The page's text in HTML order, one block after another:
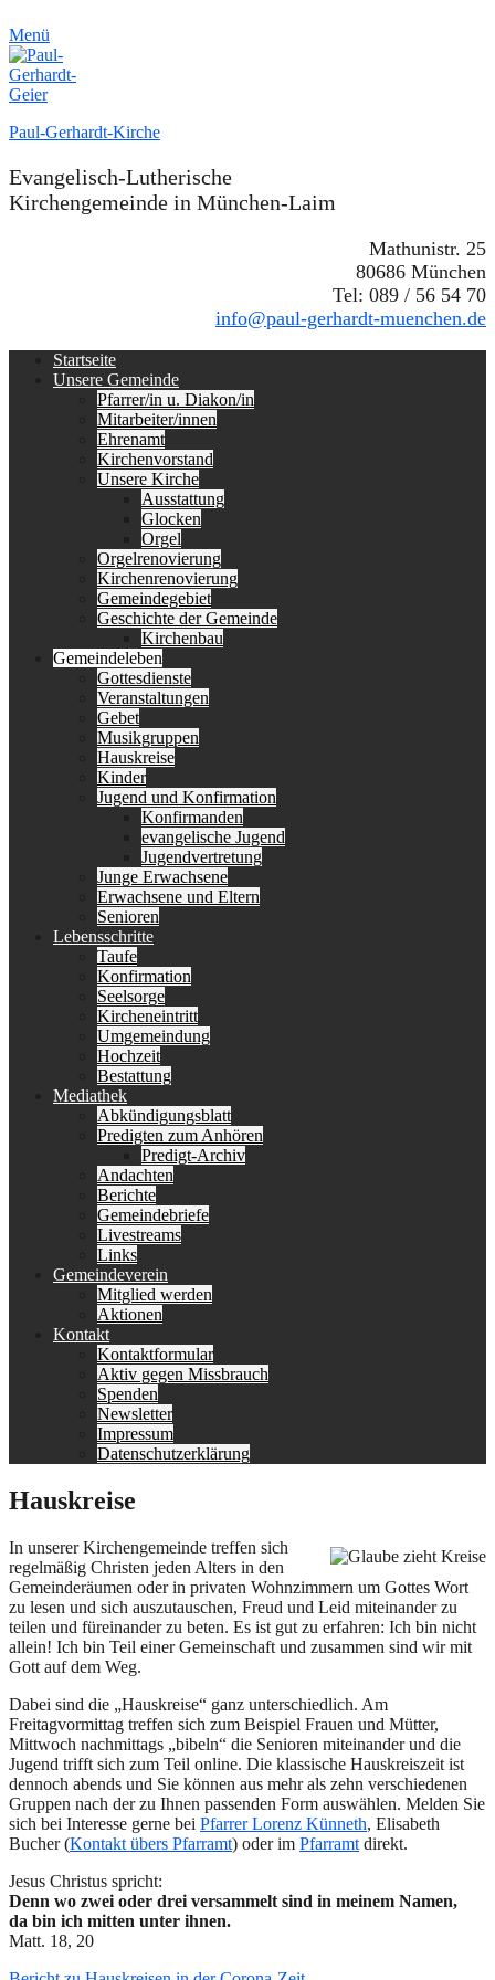
Menü
Paul-Gerhardt-Kirche
Evangelisch-Lutherische
Kirchengemeinde in München-Laim
Mathunistr. 25
80686 München
Tel: 089 / 56 54 70
info@paul-gerhardt-muenchen.de
Erstes
Menü
Startseite
Unsere Gemeinde
Pfarrer/in u. Diakon/in
Mitarbeiter/innen
Ehrenamt
Kirchenvorstand
Unsere Kirche
Ausstattung
Glocken
Orgel
Orgelrenovierung
Kirchenrenovierung
Gemeindegebiet
Geschichte der Gemeinde
Kirchenbau
Gemeindeleben
Gottesdienste
Veranstaltungen
Gebet
Musikgruppen
Hauskreise
Kinder
Jugend und Konfirmation
Konfirmanden
evangelische Jugend
Jugendvertretung
Junge Erwachsene
Erwachsene und Eltern
Senioren
Lebensschritte
Taufe
Konfirmation
Seelsorge
Kircheneintritt
Umgemeindung
Hochzeit
Bestattung
Mediathek
Abkündigungsblatt
Predigten zum Anhören
Predigt-Archiv
Andachten
Berichte
Gemeindebriefe
Livestreams
Links
Gemeindeverein
Mitglied werden
Aktionen
Kontakt
Kontaktformular
Aktiv gegen Missbrauch
Spenden
Newsletter
Impressum
Datenschutzerklärung
Hauskreise
In unserer Kirchengemeinde treffen sich
regelmäßig Christen jeden Alters in den
Gemeinderäumen oder in privaten Wohnzimmern um Gottes Wort
zu lesen und sich auszutauschen, Freud und Leid miteinander zu
teilen und füreinander zu beten. Es ist gut zu erfahren: Ich bin nicht
allein! Ich bin Teil einer Gemeinschaft und zusammen sind wir mit
Gott auf dem Weg.
Dabei sind die „Hauskreise“ ganz unterschiedlich. Am
Freitagvormittag treffen sich zum Beispiel Frauen und Mütter,
Mittwoch nachmittags „bibeln“ die Senioren miteinander und die
Jugend trifft sich zum Teil online. Die klassische Hauskreiszeit ist
dennoch abends und Sie können aus mehr als zehn verschiedenen
Gruppen nach der zu Ihnen passenden Form auswählen. Melden Sie
sich bei Interesse gerne bei Pfarrer Lorenz Künneth, Elisabeth
Bucher (Kontakt übers Pfarramt) oder im Pfarramt direkt.
Jesus Christus spricht:
Denn wo zwei oder drei versammelt sind in meinem Namen,
da bin ich mitten unter ihnen.
Matt. 18, 20